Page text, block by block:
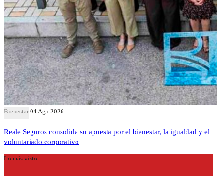
Bienestar 04 Ago 2026
Reale Seguros consolida su apuesta por el bienestar, la igualdad y el
voluntariado corporativo
Lo más visto…